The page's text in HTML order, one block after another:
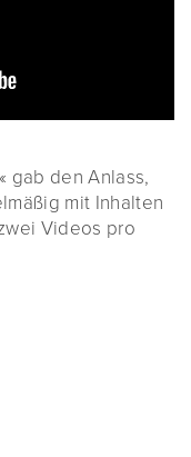
gab den Anlass,
mit Inhalten
Videos pro